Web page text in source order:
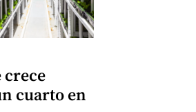
crece
cuarto en